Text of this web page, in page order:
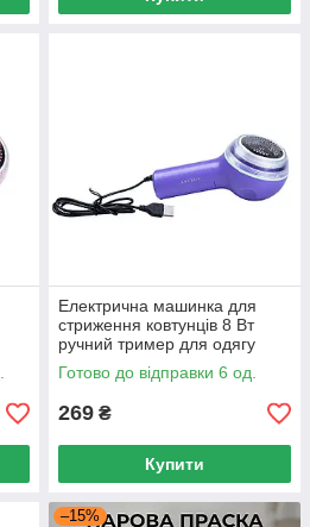
Електрична машинка для
стриження ковтунців 8 Вт
ручний тример для одягу
фіолетова неіржавка сталь
Готово до відправки 6 од.
269 ₴
Купити
–15%